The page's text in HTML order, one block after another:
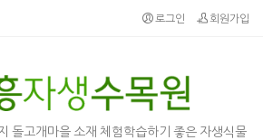
로그인 회원가입
돌고개마을 소재 체험학습하기 좋은 자생식물